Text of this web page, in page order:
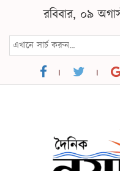
রবিবার, ০৯